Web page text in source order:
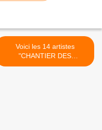
Voici les 14 artistes
"CHANTIER DES
FRANCOS" ... >